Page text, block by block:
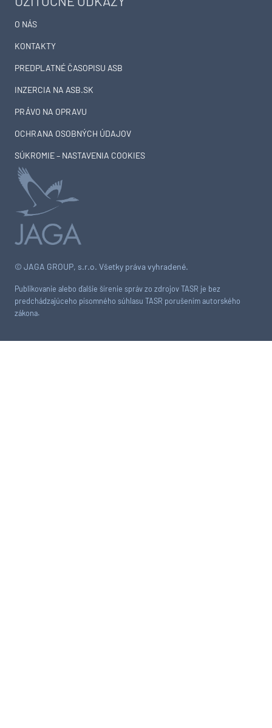
© JAGA GROUP, s.r.o. Všetky práva vyhradené.
Publikovanie alebo ďalšie šírenie správ zo zdrojov TASR je bez
predchádzajúceho písomného súhlasu TASR porušením autorského
zákona.
O NÁS
KONTAKTY
PREDPLATNÉ ČASOPISU ASB
INZERCIA NA ASB.SK
PRÁVO NA OPRAVU
OCHRANA OSOBNÝCH ÚDAJOV
SÚKROMIE – NASTAVENIA COOKIES